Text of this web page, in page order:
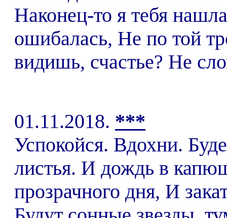
Наконец-то я тебя
ошибалась, Не по той
видишь, счастье? Не
01.11.2018. ***
Успокойся. Вдохни.
листья. И дождь в
прозрачного дня, И